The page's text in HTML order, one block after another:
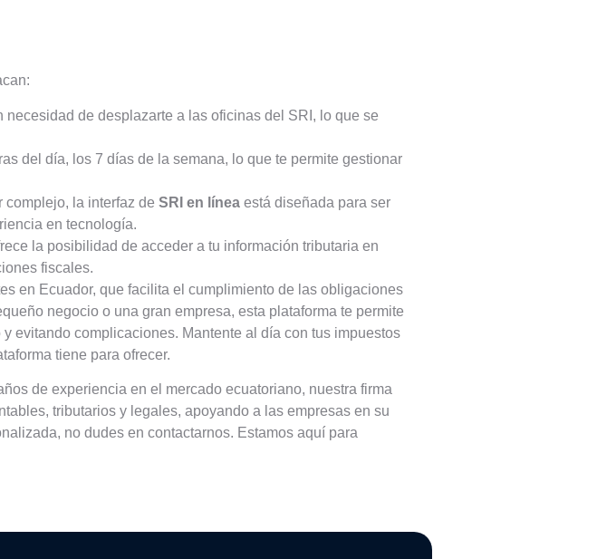
de desplazarte a las oficinas del SRI, lo que se
del día, los 7 días de la semana, lo que te permite gestionar
complejo, la interfaz de SRI en línea está diseñada para ser
en tecnología.
la posibilidad de acceder a tu información tributaria en
fiscales.
en Ecuador, que facilita el cumplimiento de las obligaciones
negocio o una gran empresa, esta plataforma te permite
evitando complicaciones. Mantente al día con tus impuestos
tiene para ofrecer.
de experiencia en el mercado ecuatoriano, nuestra firma
tributarios y legales, apoyando a las empresas en su
no dudes en contactarnos. Estamos aquí para